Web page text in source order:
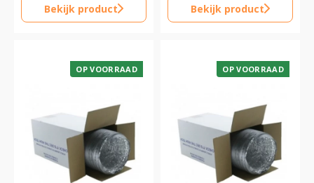
Bekijk product Bekijk product
OP VOORRAAD OP VOORRAAD